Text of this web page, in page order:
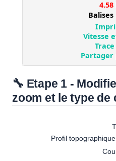
🔧 Etape 1 -
zoom et le type de
Profil